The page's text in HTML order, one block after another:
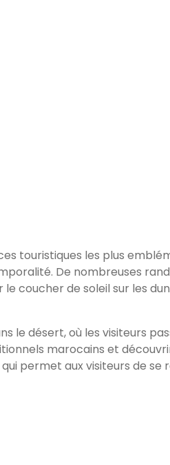
touristiques les plus
De nombreuses
le coucher de soleil sur les
désert, où les visiteurs
marocains et
permet aux visiteurs de